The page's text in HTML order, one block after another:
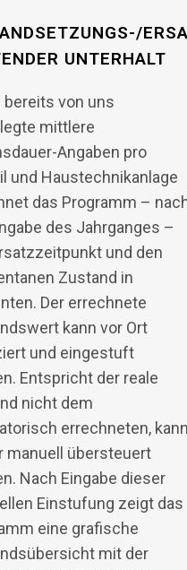
UNTERHALT
bereits von uns
mittlere
Angaben pro
und Haustechnikanlage
das Programm –
des Jahrganges –
und den
Zustand in
Der errechnete
kann vor Ort
und eingestuft
Entspricht der reale
nicht dem
errechneten, kann
manuell übersteuert
Nach Eingabe dieser
Einstufung zeigt das
eine grafische
mit der